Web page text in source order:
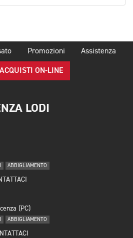
Promozioni Assistenza
ON-LINE
LODI
ABBIGLIAMENTO
(PC)
ABBIGLIAMENTO